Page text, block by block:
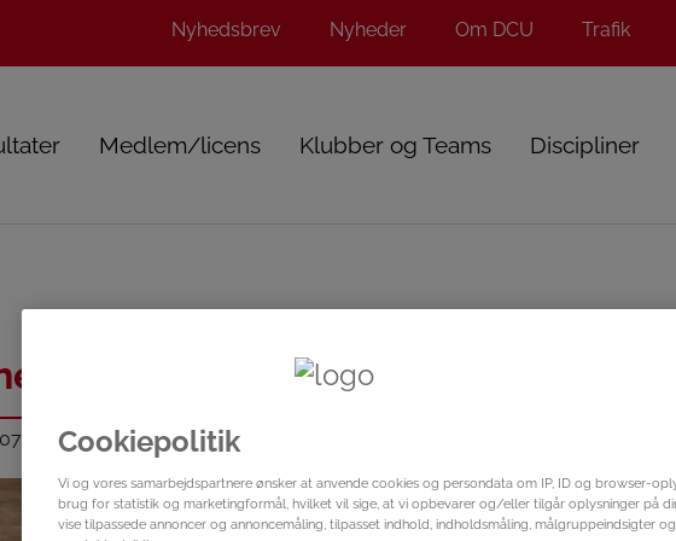
Nyhedsbrev Nyheder Om DCU Trafik
Medlem/licens Klubber og Teams Discipliner
udtaget til OL
Cookiepolitik
Vi og vores samarbejdspartnere ønsker at anvende cookies og persondata om IP, ID og browser-
brug for statistik og marketingformål, hvilket vil sige, at vi opbevarer og/eller tilgår oplysninger på
vise tilpassede annoncer og annoncemåling, tilpasset indhold, indholdsmåling, målgruppeindsigter og